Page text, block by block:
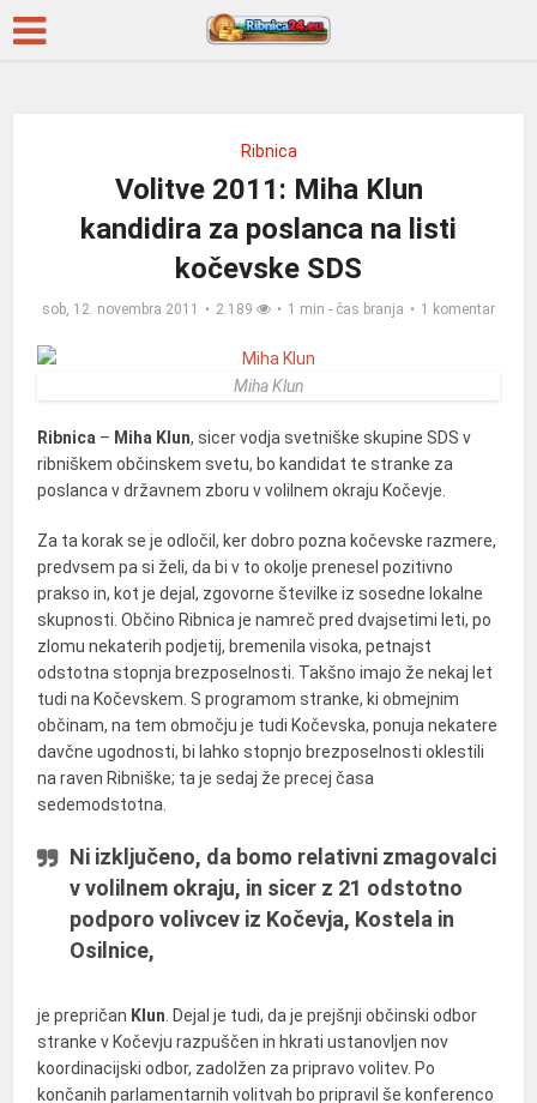
Ribnica
Volitve 2011: Miha Klun
kandidira za poslanca na listi
kočevske SDS
sob, 12. novembra 2011 2.189 1 min - čas branja 1 komentar
Miha Klun
Ribnica – Miha Klun, sicer vodja svetniške skupine SDS v
ribniškem občinskem svetu, bo kandidat te stranke za
poslanca v državnem zboru v volilnem okraju Kočevje.
Za ta korak se je odločil, ker dobro pozna kočevske razmere,
predvsem pa si želi, da bi v to okolje prenesel pozitivno
prakso in, kot je dejal, zgovorne številke iz sosedne lokalne
skupnosti. Občino Ribnica je namreč pred dvajsetimi leti, po
zlomu nekaterih podjetij, bremenila visoka, petnajst
odstotna stopnja brezposelnosti. Takšno imajo že nekaj let
tudi na Kočevskem. S programom stranke, ki obmejnim
občinam, na tem območju je tudi Kočevska, ponuja nekatere
davčne ugodnosti, bi lahko stopnjo brezposelnosti oklestili
na raven Ribniške; ta je sedaj že precej časa
sedemodstotna.
Ni izključeno, da bomo relativni zmagovalci
v volilnem okraju, in sicer z 21 odstotno
podporo volivcev iz Kočevja, Kostela in
Osilnice,
je prepričan Klun . Dejal je tudi, da je prejšnji občinski odbor
stranke v Kočevju razpuščen in hkrati ustanovljen nov
koordinacijski odbor, zadolžen za pripravo volitev. Po
končanih parlamentarnih volitvah bo pripravil še konferenco